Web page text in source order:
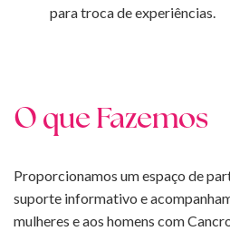
para troca de experiências.
O que Fazemos
Proporcionamos um espaço de
suporte informativo e
mulheres e aos homens com